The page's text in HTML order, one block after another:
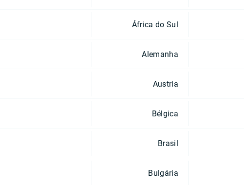
África do Sul
Alemanha
Austria
Bélgica
Brasil
Bulgária